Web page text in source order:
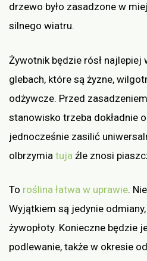
drzewo było zasadzone w
silnego wiatru.
Żywotnik będzie rósł
glebach, które są żyzne,
odżywcze. Przed
stanowisko trzeba dokładnie
jednocześnie zasilić
olbrzymia tuja źle znosi
To roślina łatwa w uprawie.
Wyjątkiem są jedynie
żywopłoty. Konieczne będzie
podlewanie, także w okresie